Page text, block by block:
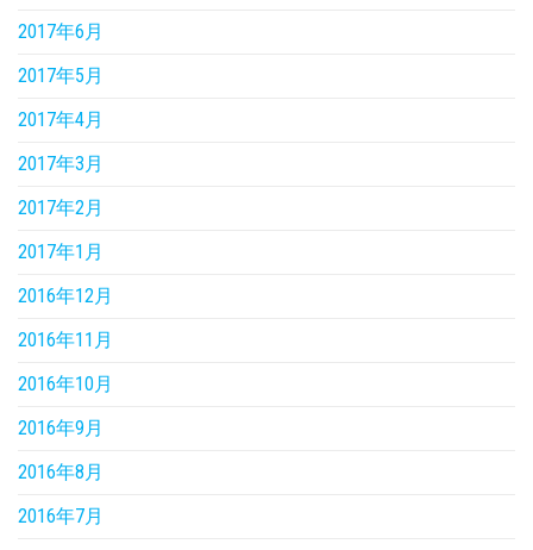
2017年6月
2017年5月
2017年4月
2017年3月
2017年2月
2017年1月
2016年12月
2016年11月
2016年10月
2016年9月
2016年8月
2016年7月